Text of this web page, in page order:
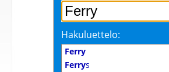
Hakuluettelo:
Ferry
Ferrys